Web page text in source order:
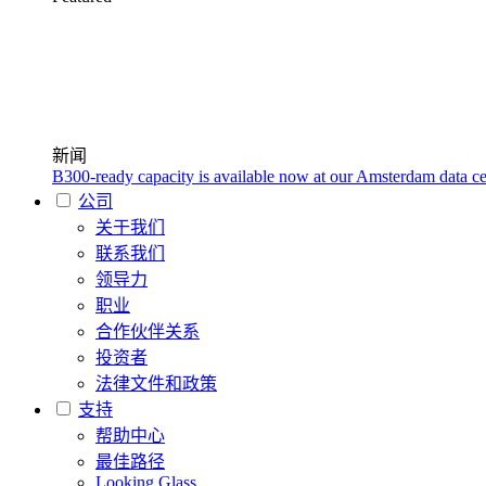
新闻
B300-ready capacity is available now at our Amsterdam data
公司
关于我们
联系我们
领导力
职业
合作伙伴关系
投资者
法律文件和政策
支持
帮助中心
最佳路径
Looking Glass